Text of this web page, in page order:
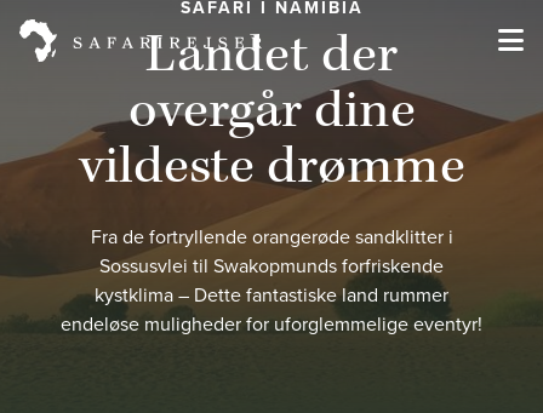
SAFARI I NAMIBIA
Landet der
overgår dine
vildeste drømme
Fra de fortryllende orangerøde sandklitter i
Sossusvlei til Swakopmunds forfriskende
kystklima – Dette fantastiske land rummer
endeløse muligheder for uforglemmelige eventyr!